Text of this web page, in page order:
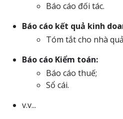
Báo cáo đối tác.
Báo cáo kết quả kinh
Tóm tắt cho nhà
Báo cáo Kiểm toán:
Báo cáo thuế;
Sổ cái.
v.v...